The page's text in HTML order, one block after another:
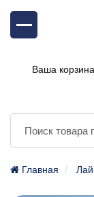
Ваша
Главная